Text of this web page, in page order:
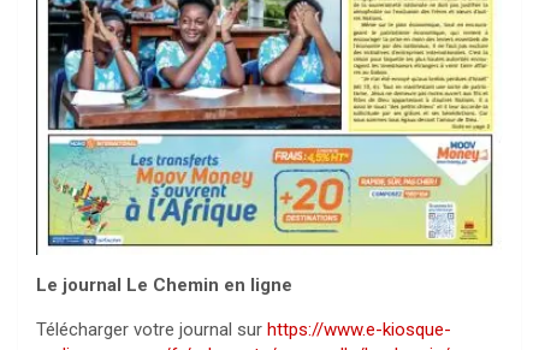
Le journal Le Chemin en ligne
Télécharger votre journal sur https://www.e-kiosque-